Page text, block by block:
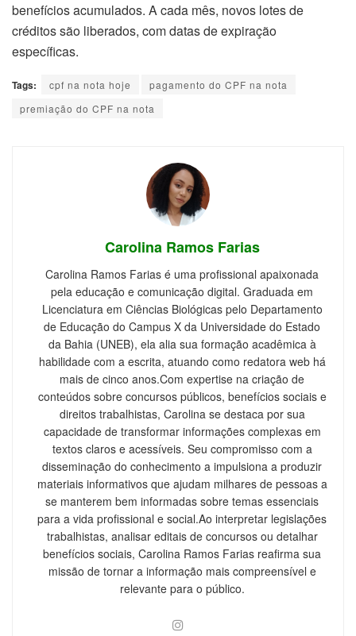
benefícios acumulados. A cada mês, novos lotes de
créditos são liberados, com datas de expiração
específicas.
Tags: cpf na nota hoje
pagamento do CPF na nota
premiação do CPF na nota
Carolina Ramos Farias
Carolina Ramos Farias é uma profissional apaixonada
pela educação e comunicação digital. Graduada em
Licenciatura em Ciências Biológicas pelo Departamento
de Educação do Campus X da Universidade do Estado
da Bahia (UNEB), ela alia sua formação acadêmica à
habilidade com a escrita, atuando como redatora web há
mais de cinco anos.Com expertise na criação de
conteúdos sobre concursos públicos, benefícios sociais e
direitos trabalhistas, Carolina se destaca por sua
capacidade de transformar informações complexas em
textos claros e acessíveis. Seu compromisso com a
disseminação do conhecimento a impulsiona a produzir
materiais informativos que ajudam milhares de pessoas a
se manterem bem informadas sobre temas essenciais
para a vida profissional e social.Ao interpretar legislações
trabalhistas, analisar editais de concursos ou detalhar
benefícios sociais, Carolina Ramos Farias reafirma sua
missão de tornar a informação mais compreensível e
relevante para o público.